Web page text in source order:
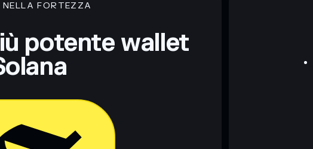
NELLA FORTEZZA
potente wallet